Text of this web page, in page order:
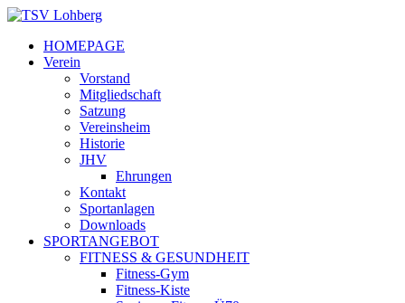
HOMEPAGE
Verein
Vorstand
Mitgliedschaft
Satzung
Vereinsheim
Historie
JHV
Ehrungen
Kontakt
Sportanlagen
Downloads
SPORTANGEBOT
FITNESS & GESUNDHEIT
Fitness-Gym
Fitness-Kiste